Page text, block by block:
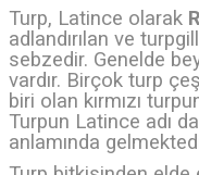
Turp, Latince olarak
adlandırılan ve
sebzedir. Genelde
vardır. Birçok turp
biri olan kırmızı
Turpun Latince adı
anlamında